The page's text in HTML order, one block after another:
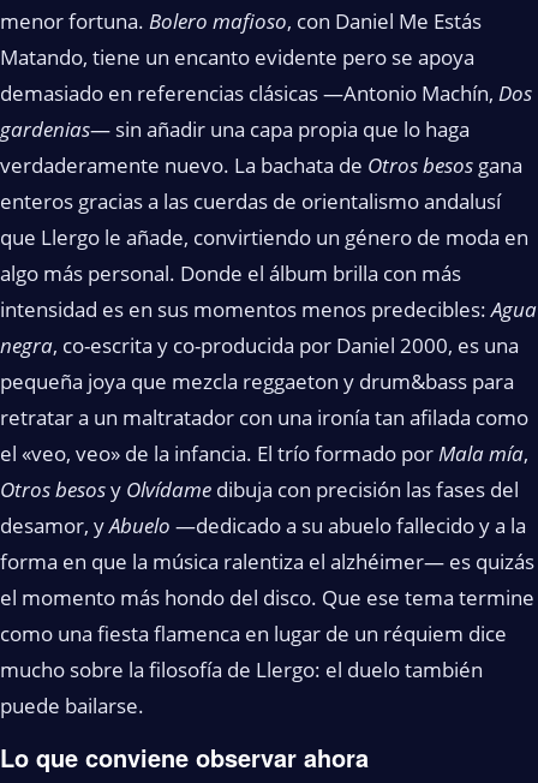
menor fortuna. Bolero mafioso, con Daniel Me Estás
Matando, tiene un encanto evidente pero se apoya
demasiado en referencias clásicas —Antonio Machín, Dos
gardenias— sin añadir una capa propia que lo haga
verdaderamente nuevo. La bachata de Otros besos gana
enteros gracias a las cuerdas de orientalismo andalusí
que Llergo le añade, convirtiendo un género de moda en
algo más personal. Donde el álbum brilla con más
intensidad es en sus momentos menos predecibles:Agua
negra, co-escrita y co-producida por Daniel 2000, es una
pequeña joya que mezcla reggaeton y drum&bass para
retratar a un maltratador con una ironía tan afilada como
el «veo, veo» de la infancia. El trío formado por Mala mía,
Otros besosy Olvídame dibuja con precisión las fases del
desamor, yAbuelo —dedicado a su abuelo fallecido y a la
forma en que la música ralentiza el alzhéimer— es quizás
el momento más hondo del disco. Que ese tema termine
como una fiesta flamenca en lugar de un réquiem dice
mucho sobre la filosofía de Llergo: el duelo también
puede bailarse.
Lo que conviene observar ahora